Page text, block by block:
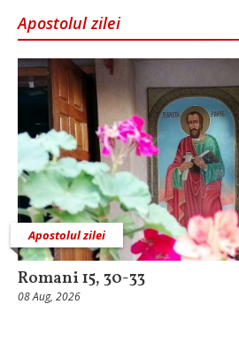
Apostolul zilei
Apostolul zilei
Romani 15, 30-33
08 Aug, 2026